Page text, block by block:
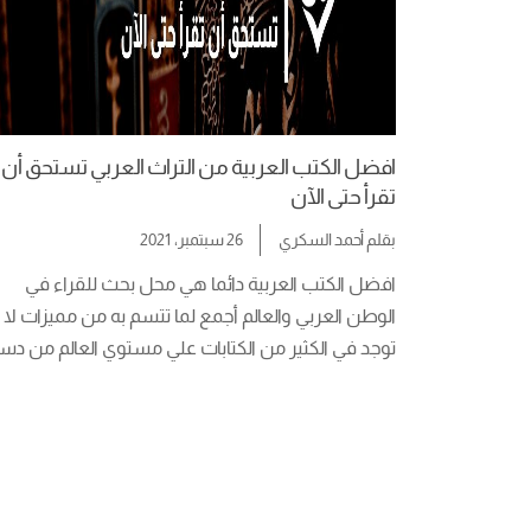
افضل الكتب العربية من التراث العربي تستحق أن
تقرأ حتى الآن
بقلم أحمد السكري 26 سبتمبر، 2021